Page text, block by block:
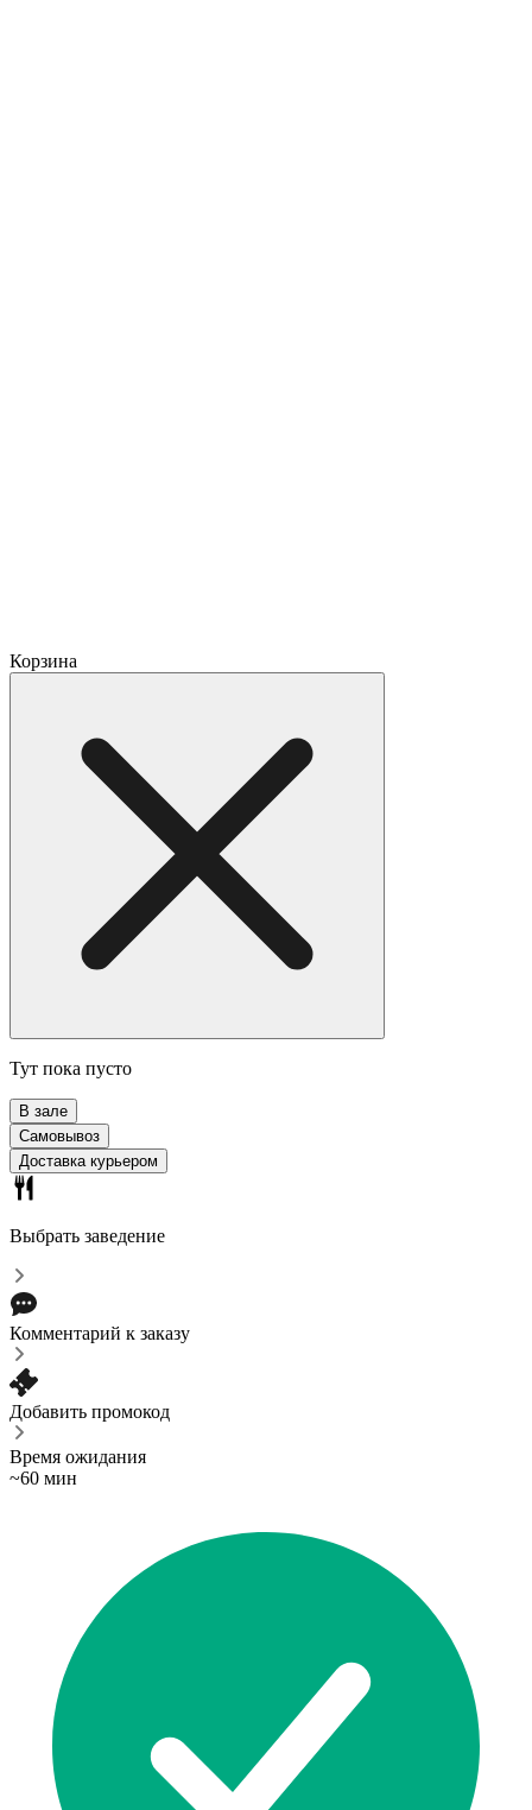
Корзина
Тут пока пусто
В зале
Самовывоз
Доставка курьером
Выбрать заведение
Комментарий к заказу
Добавить промокод
Время ожидания
~60 мин